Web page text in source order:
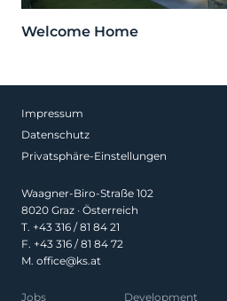
Welcome Home
Impressum
Datenschutz
Privatsphäre-Einstellungen
Waagner-Biro-Straße 102
8020 Graz · Österreich
T. +43 316 / 81 84 21
F. +43 316 / 81 84 72
M. office@ks.at
Jobs Development